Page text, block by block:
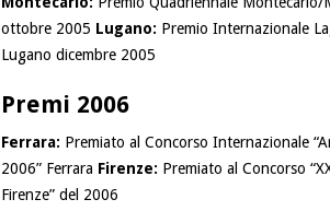
ottobre 2005 Lugano: Premio Internazionale
Lugano dicembre 2005
Premi 2006
Ferrara: Premiato al Concorso Internazionale
2006” Ferrara Firenze: Premiato al Concorso
Firenze” del 2006